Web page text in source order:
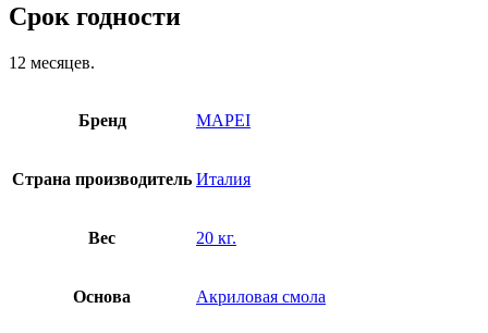
Срок годности
12 месяцев.
Бренд MAPEI
Страна производитель Италия
Вес 20 кг.
Основа Акриловая смола